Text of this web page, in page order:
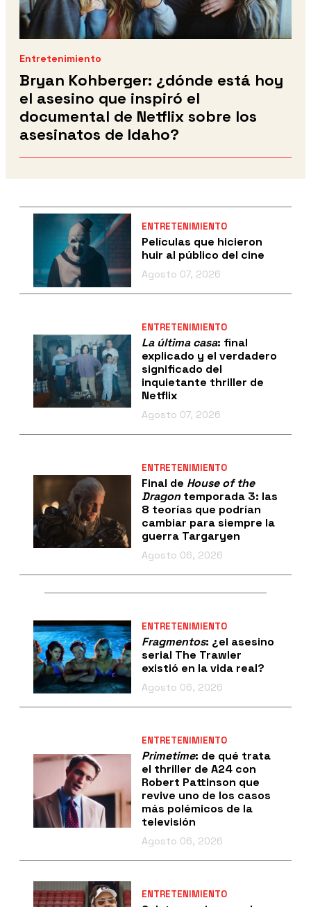
Entretenimiento
Bryan Kohberger: ¿dónde está hoy
el asesino que inspiró el
documental de Netflix sobre los
asesinatos de Idaho?
ENTRETENIMIENTO
Películas que hicieron
huir al público del cine
Agosto 07, 2026
ENTRETENIMIENTO
La última casa: final
explicado y el verdadero
significado del
inquietante thriller de
Netflix
Agosto 07, 2026
ENTRETENIMIENTO
Final de House of the
Dragontemporada 3: las
8 teorías que podrían
cambiar para siempre la
guerra Targaryen
Agosto 06, 2026
ENTRETENIMIENTO
Fragmentos: ¿el asesino
serial The Trawler
existió en la vida real?
Agosto 06, 2026
ENTRETENIMIENTO
Primetime: de qué trata
el thriller de A24 con
Robert Pattinson que
revive uno de los casos
más polémicos de la
televisión
Agosto 06, 2026
ENTRETENIMIENTO